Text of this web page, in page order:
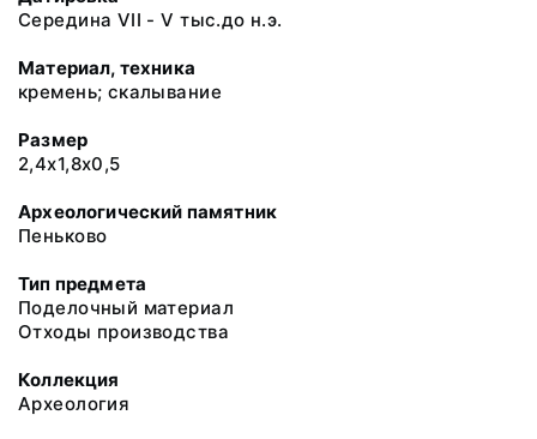
Середина VII - V тыс.до н.э.
Материал, техника
кремень; скалывание
Размер
2,4х1,8х0,5
Археологический памятник
Пеньково
Тип предмета
Поделочный материал
Отходы производства
Коллекция
Археология